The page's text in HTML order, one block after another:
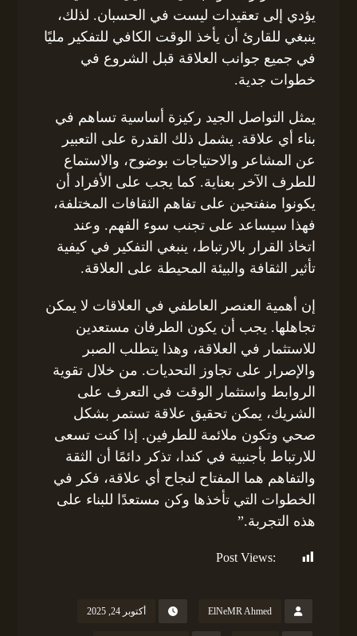
يؤدي إلى تعقيدات ليست في الحسبان. لذلك،
ينبغي للقارئ أن يأخذ الوقت الكافي للتفكير مليًا
في جميع جوانب العلاقة قبل الشروع في
خطوات جدية.
يمثل التواصل الجيد ركيزة أساسية تساهم في
بناء أي علاقة. يشمل ذلك القدرة على التعبير
عن المشاعر والاحتياجات بوضوح، والاستماع
للطرف الآخر بعناية. كما يجب على الأفراد أن
يكونوا منفتحين على تفاهم الثقافات المختلفة،
فهذا سيساعد على تجنب سوء الفهم. وعند
اتخاذ القرار بالارتباط، ينبغي التفكير في كيفية
تأثير الثقافة والبيئة المحيطة على العلاقة.
إن أهمية العنصر العاطفي في العلاقات لا يمكن
تجاهلها. يجب أن يكون الطرفان مستعدين
للاستثمار في العلاقة، وهذا يتطلب الصبر
والإصرار على تجاوز التحديات. من خلال تقوية
الروابط واستثمار الوقت في التعرف على
الشريك، يمكن تحقيق علاقة تستمر بشكل
صحي وتكون ملائمة للطرفين. إذا كنت تسعى
للارتباط بأجنبية في كندا، تذكر دائمًا أن الثقة
والتفاهم هما المفتاح لنجاح أي علاقة، فكر في
الخطوات التي تأخذها وكن مستعدًا للبناء على
هذه التجربة.”
Post Views:
ElNeMR Ahmed أكتوبر 24, 2025